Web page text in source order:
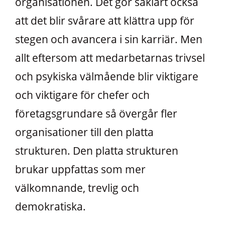
att det blir svårare att klättra upp för
stegen och avancera i sin karriär. Men
allt eftersom att medarbetarnas trivsel
och psykiska välmående blir viktigare
och viktigare för chefer och
företagsgrundare så övergår fler
organisationer till den platta
strukturen. Den platta strukturen
brukar uppfattas som mer
välkomnande, trevlig och
demokratiska.